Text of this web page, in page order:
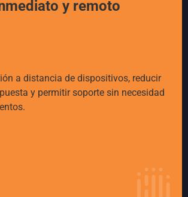
y remoto
a distancia de dispositivos, reducir
y permitir soporte sin necesidad